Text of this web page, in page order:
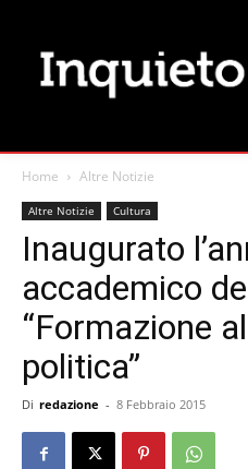
Home Altre Notizie
Altre Notizie Cultura
Inaugurato
accademico
“Formazione
politica”
Di redazione - 8 Febbraio 2015